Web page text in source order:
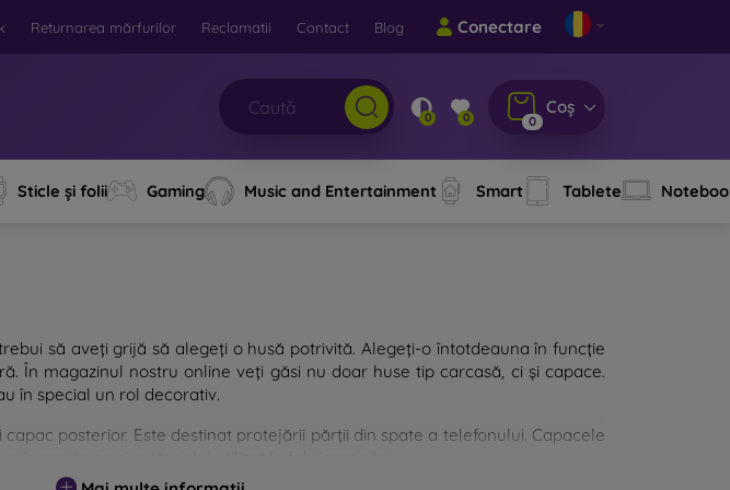
Returnarea mărfurilor Reclamatii Contact Blog Conectare
0 0 0
Coș
Sticle și folii Gaming Music and Entertainment Smart Tablete
să aveți grijă să alegeți o husă potrivită. Alegeți-o întotdeauna în funcție
În magazinul nostru online veți găsi nu doar huse tip carcasă, ci și capace.
în special un rol decorativ.
posterior. Este destinat protejării părții din spate a telefonului. Capacele